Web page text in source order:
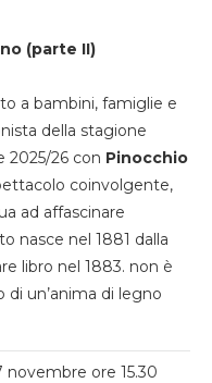
(parte II)
a bambini, famiglie e
della stagione
2025/26 con Pinocchio
coinvolgente,
ad affascinare
nasce nel 1881 dalla
libro nel 1883. non è
di un’anima di legno
novembre ore 15.30